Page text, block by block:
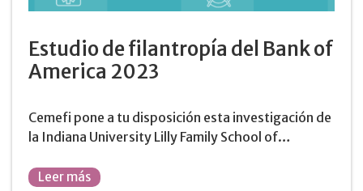
Estudio de filantropía del Bank of
America 2023
Cemefi pone a tu disposición esta investigación de
la Indiana University Lilly Family School of…
Leer más